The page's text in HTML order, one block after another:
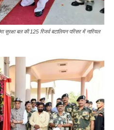
बल की 125 रिजर्व बटालियन परिसर में नारियल